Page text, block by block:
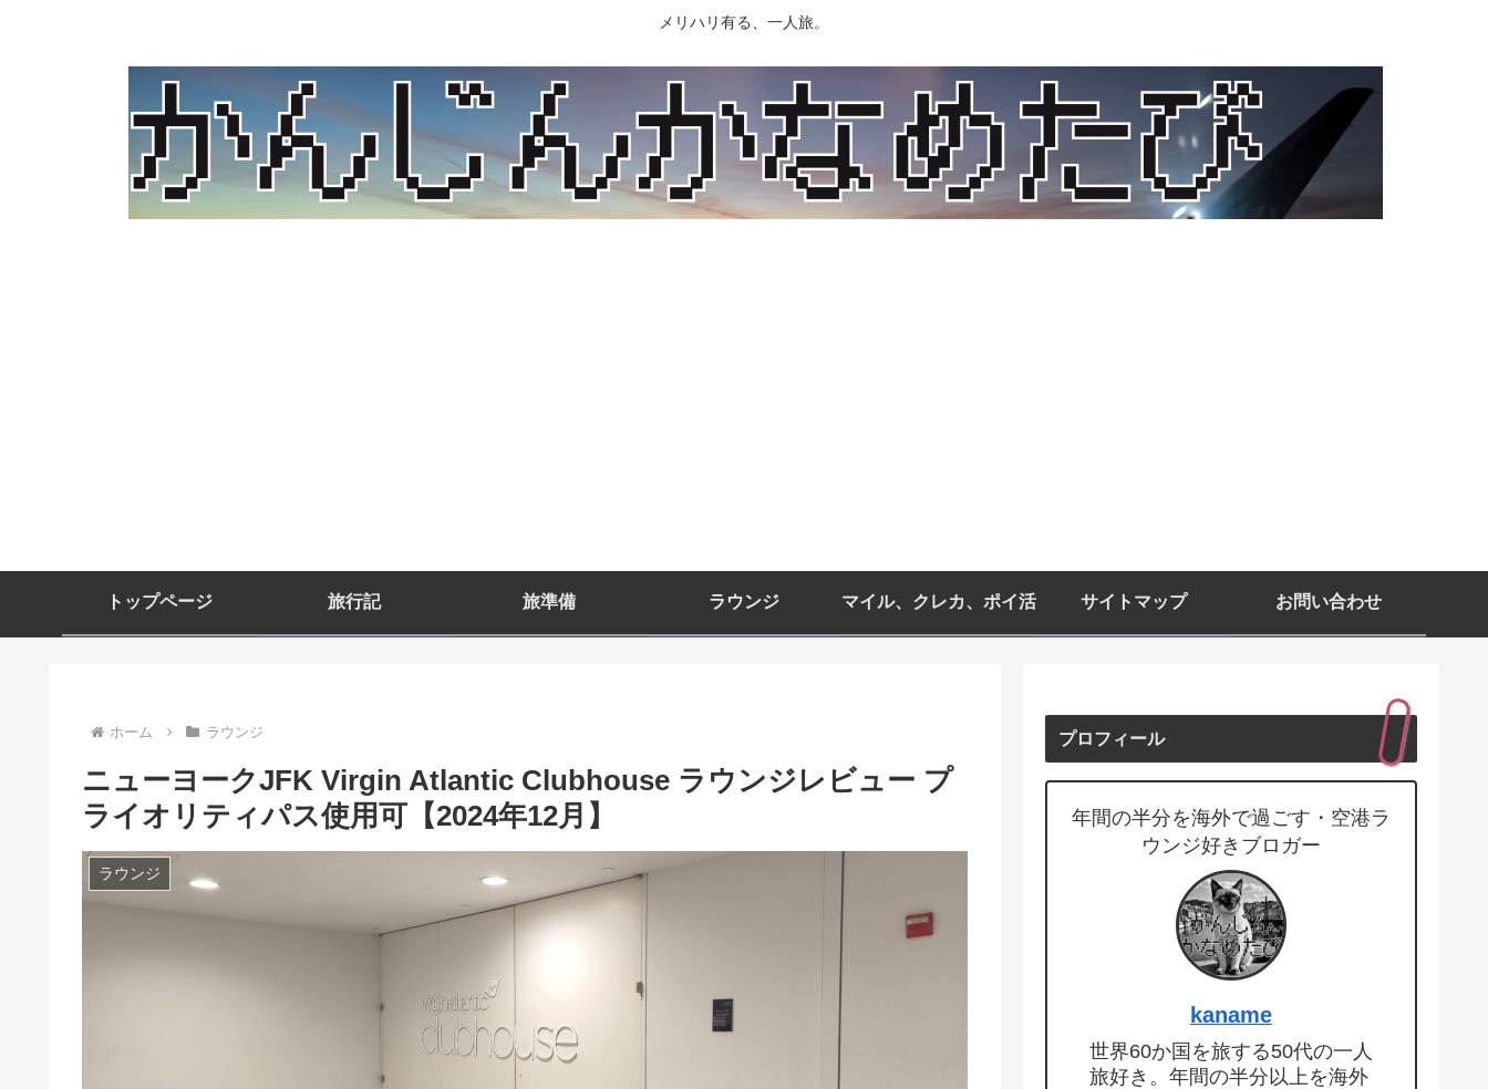
メリハリ有る、一人旅。
トップページ 旅行記 旅準備 ラウンジ マイル、クレカ、ポイ活 サイトマップ お問い合わせ
ホーム ラウンジ
ニューヨークJFK Virgin Atlantic Clubhouse ラウンジレビュー プ
ライオリティパス使用可【2024年12月】
ラウンジ
プロフィール
年間の半分を海外で過ごす・空港ラ
ウンジ好きブロガー
kaname
世界60か国を旅する50代の一人
旅好き。年間の半分以上を海外